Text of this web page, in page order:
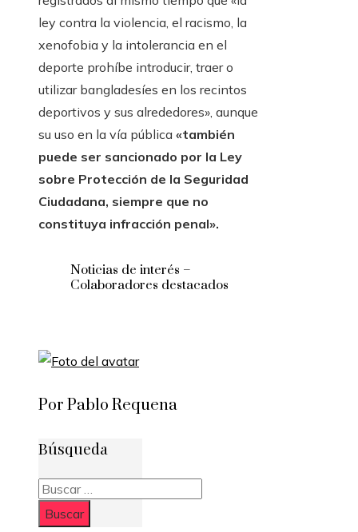
ley contra la violencia, el racismo, la
xenofobia y la intolerancia en el
deporte prohíbe introducir, traer o
utilizar bangladesíes en los recintos
deportivos y sus alrededores», aunque
su uso en la vía pública «también
puede ser sancionado por la Ley
sobre Protección de la Seguridad
Ciudadana, siempre que no
constituya infracción penal».
Noticias de interés –
Colaboradores destacados
Por Pablo Requena
Búsqueda
Buscar: